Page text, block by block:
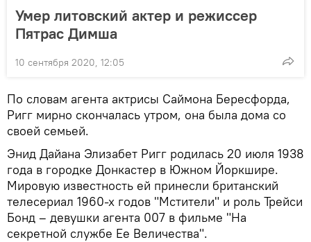
Умер литовский актер и режиссер
Пятрас Димша
10 сентября 2020, 12:05
По словам агента актрисы Саймона Бересфорда,
Ригг мирно скончалась утром, она была дома со
своей семьей.
Энид Дайана Элизабет Ригг родилась 20 июля 1938
года в городке Донкастер в Южном Йоркшире.
Мировую известность ей принесли британский
телесериал 1960-х годов "Мстители" и роль Трейси
Бонд – девушки агента 007 в фильме "На
секретной службе Ее Величества".